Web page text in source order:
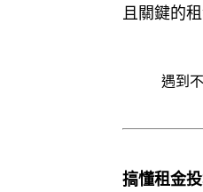
且關鍵的
遇到
搞懂租金